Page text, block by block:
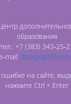
образования
тел.: +7 (383)
e‑mail:
на сайте,
нажмите Ctrl + Enter